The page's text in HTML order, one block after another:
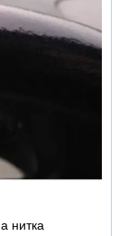
нитка